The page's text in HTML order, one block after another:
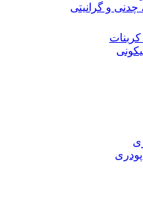
چدنی و گرانیتی